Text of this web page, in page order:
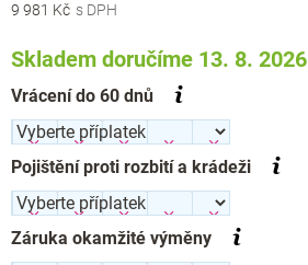
9 981 Kč
Skladem doručíme 13. 8. 2026
Vrácení do 60 dnů
Pojištění proti rozbití a krádeži
Záruka okamžité výměny